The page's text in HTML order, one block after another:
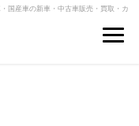
国産車の新車・中古車販売・買取・カ